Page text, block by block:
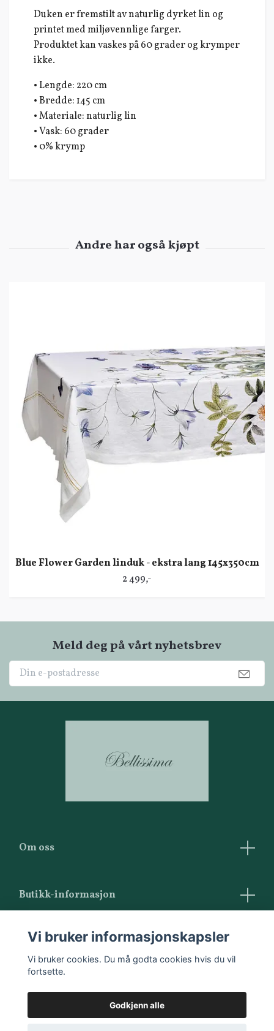
Duken er fremstilt av naturlig dyrket lin og
printet med miljøvennlige farger.
Produktet kan vaskes på 60 grader og krymper
ikke.
• Lengde: 220 cm
• Bredde: 145 cm
• Materiale: naturlig lin
• Vask: 60 grader
• 0% krymp
Blue Flower Garden linduk - ekstra lang 145x350cm
2 499,-
Meld deg på vårt nyhetsbrev
Om oss
Butikk-informasjon
Vilkår og betingelser
Kontakt oss
Vi bruker informasjonskapsler
Vi bruker cookies. Du må godta cookies hvis du vil
fortsette.
Godkjenn alle